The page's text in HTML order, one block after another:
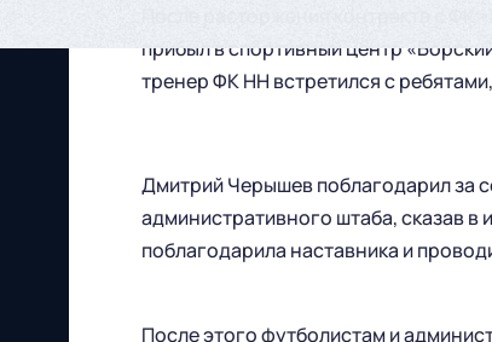
прибыл в спортивный центр
тренер ФК НН встретился с
Дмитрий Черышев поблагодарил за
административного штаба, сказав
поблагодарила наставника и
После этого футболистам и